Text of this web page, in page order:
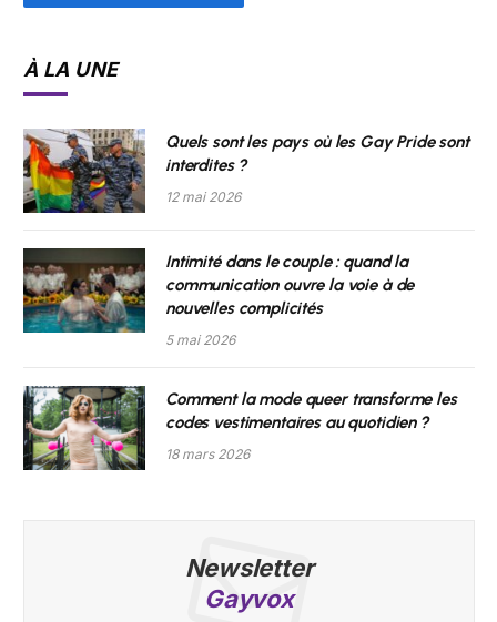
À LA UNE
Quels sont les pays où les Gay Pride sont
interdites ?
12 mai 2026
Intimité dans le couple : quand la
communication ouvre la voie à de
nouvelles complicités
5 mai 2026
Comment la mode queer transforme les
codes vestimentaires au quotidien ?
18 mars 2026
Newsletter
Gayvox